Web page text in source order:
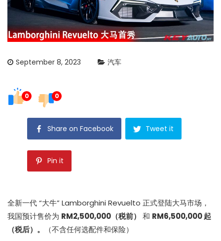
September 8, 2023 汽车
0 0
Share on Facebook Tweet it
Pin it
全新一代 “大牛” Lamborghini Revuelto 正式登陆大马市场，
我国预计售价为 RM2,500,000（税前） 和 RM6,500,000 起
（税后）。
（不含任何选配件和保险）